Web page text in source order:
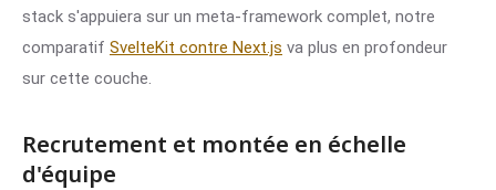
stack s'appuiera sur un meta-framework complet, notre
comparatif SvelteKit contre Next.js va plus en profondeur
sur cette couche.
Recrutement et montée en échelle
d'équipe